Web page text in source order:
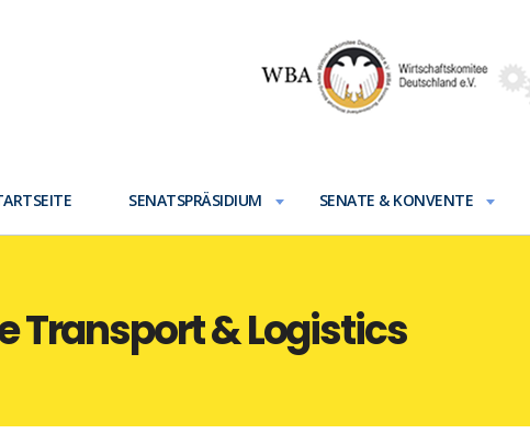
SENATSPRÄSIDIUM SENATE & KONVENTE
Transport & Logistics